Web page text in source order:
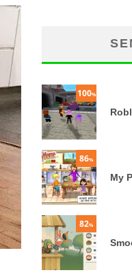
100%
86%
My
82%